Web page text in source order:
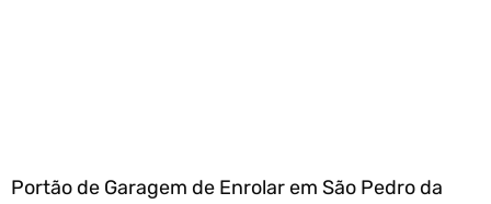
Portão de Garagem de Enrolar em São Pedro da